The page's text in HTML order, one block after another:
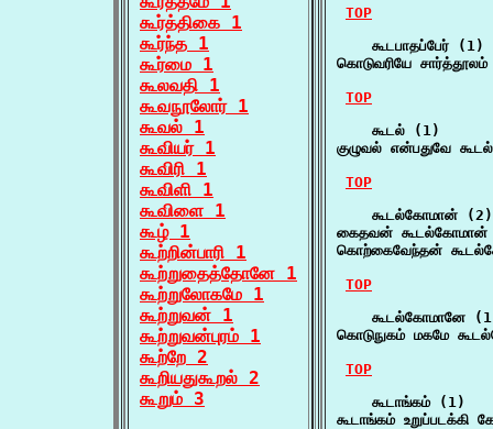
கூர்த்திகை 1
கூர்ந்த 1
கூர்மை 1
கூலவதி 1
கூவநூலோர் 1
கூவல் 1
கூவியர் 1
கூவிரி 1
கூவிளி 1
கூவிளை 1
கூழ் 1
கூற்றின்பாரி 1
கூற்றுதைத்தோனே 1
கூற்றுலோகமே 1
கூற்றுவன் 1
கூற்றுவன்புரம் 1
கூற்றே 2
கூறியதுகூறல் 2
கூறும் 3
TOP
    கூடபாதப்பேர் (1)
கொடுவரியே
TOP
    கூடல் (1)
குழுவல் என்பதுவே
TOP
    கூடல்கோமான் (2)
கைதவன்
கொற்கைவேந்தன்
TOP
கூடல்கோமானே
கொடுநுகம் மகமே
TOP
    கூடாங்கம் (1)
கூடாங்கம்